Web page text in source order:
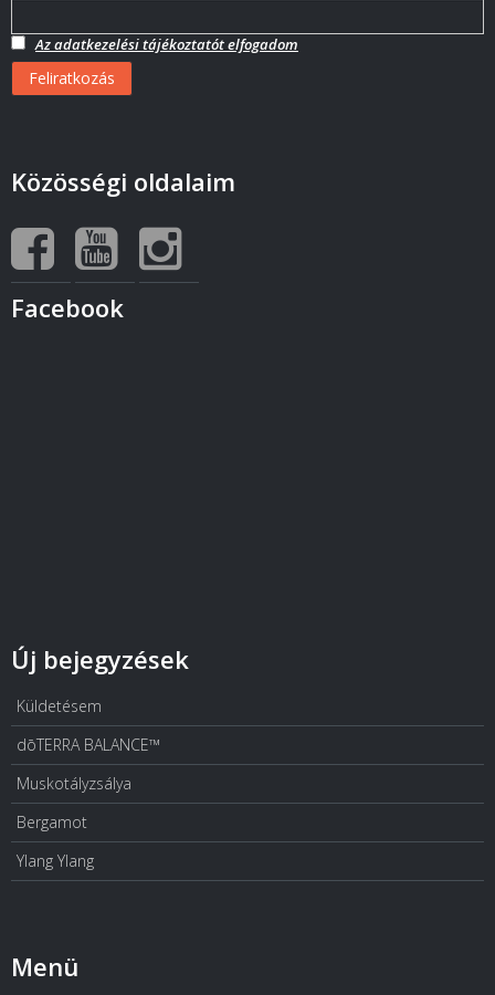
Az adatkezelési tájékoztatót elfogadom
Közösségi oldalaim
Facebook
Új bejegyzések
Küldetésem
dōTERRA BALANCE™
Muskotályzsálya
Bergamot
Ylang Ylang
Menü